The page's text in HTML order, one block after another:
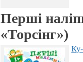
Перші
«Торсiнг»)